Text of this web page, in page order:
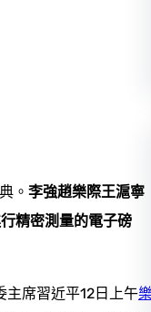
。 李強趙樂際王滬寧
精密測量的電子磅
主席習近平12日上午